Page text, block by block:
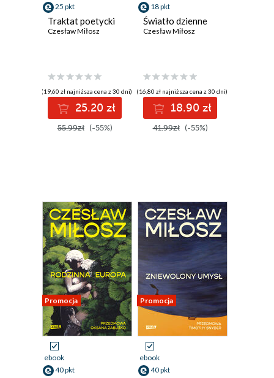
25 pkt
Traktat poetycki
Czesław Miłosz
(19,60 zł najniższa cena z 30 dni)
25.20 zł
55.99zł (-55%)
18 pkt
Światło dzienne
Czesław Miłosz
(16,80 zł najniższa cena z 30 dni)
18.90 zł
41.99zł (-55%)
Promocja
ebook
40 pkt
Promocja
ebook
40 pkt